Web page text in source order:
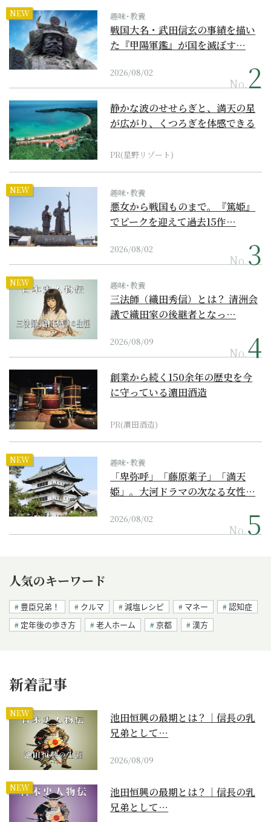
NEW 趣味･教養
戦国大名・武田信玄の事績を描い
た『甲陽軍鑑』が国を滅ぼす…
2026/08/02
No.
静かな波のせせらぎと、満天の星
が広がり、くつろぎを体感できる
PR(星野リゾート)
NEW 趣味･教養
悪女から戦国ものまで。『篤姫』
でピークを迎えて過去15作…
2026/08/02
No.
NEW 趣味･教養
三法師（織田秀信）とは？ 清洲会
議で織田家の後継者となっ…
2026/08/09
No.
創業から続く150余年の歴史を今
に守っている濵田酒造
PR(濵田酒造)
NEW 趣味･教養
「卑弥呼」「藤原薬子」「満天
姫」。大河ドラマの次なる女性…
2026/08/02
No.
人気のキーワード
豊臣兄弟！ クルマ 減塩レシピ マネー
認知症
定年後の歩き方
老人ホーム 京都 漢方
新着記事
NEW
池田恒興の最期とは？｜信長の乳
兄弟として…
2026/08/09
NEW
池田恒興の最期とは？｜信長の乳
兄弟として…